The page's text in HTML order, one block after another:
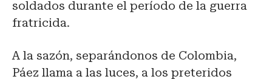
soldados durante el período de la guerra
fratricida.
A la sazón, separándonos de Colombia,
Páez llama a las luces, a los preteridos